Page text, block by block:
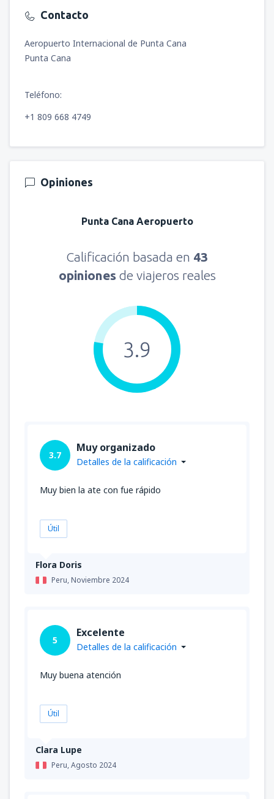
Contacto
Aeropuerto Internacional de Punta Cana
Punta Cana
Teléfono:
+1 809 668 4749
Opiniones
Punta Cana Aeropuerto
Calificación basada en 43
opiniones de viajeros reales
3.9
Flora Doris
Peru,Noviembre 2024
3.7
Muy organizado
Detalles de la calificación
Muy bien la ate con fue rápido
Útil
Clara Lupe
Peru,Agosto 2024
5
Excelente
Detalles de la calificación
Muy buena atención
Útil